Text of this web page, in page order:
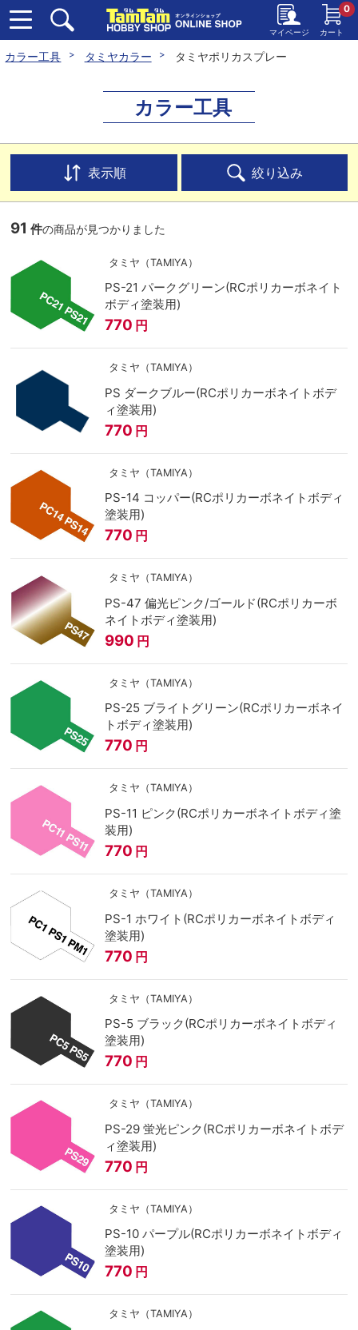
マイページ カート
0
カラー工具 タミヤカラー タミヤポリカスプレー
カラー工具
表示順 絞り込み
91 件の商品が見つかりました
タミヤ（TAMIYA）
PS-21 パークグリーン(RCポリカーボネイト
ボディ塗装用)
770 円
タミヤ（TAMIYA）
PS ダークブルー(RCポリカーボネイトボデ
ィ塗装用)
770 円
タミヤ（TAMIYA）
PS-14 コッパー(RCポリカーボネイトボディ
塗装用)
770 円
タミヤ（TAMIYA）
PS-47 偏光ピンク/ゴールド(RCポリカーボ
ネイトボディ塗装用)
990 円
タミヤ（TAMIYA）
PS-25 ブライトグリーン(RCポリカーボネイ
トボディ塗装用)
770 円
タミヤ（TAMIYA）
PS-11 ピンク(RCポリカーボネイトボディ塗
装用)
770 円
タミヤ（TAMIYA）
PS-1 ホワイト(RCポリカーボネイトボディ
塗装用)
770 円
タミヤ（TAMIYA）
PS-5 ブラック(RCポリカーボネイトボディ
塗装用)
770 円
タミヤ（TAMIYA）
PS-29 蛍光ピンク(RCポリカーボネイトボデ
ィ塗装用)
770 円
タミヤ（TAMIYA）
PS-10 パープル(RCポリカーボネイトボディ
塗装用)
770 円
タミヤ（TAMIYA）